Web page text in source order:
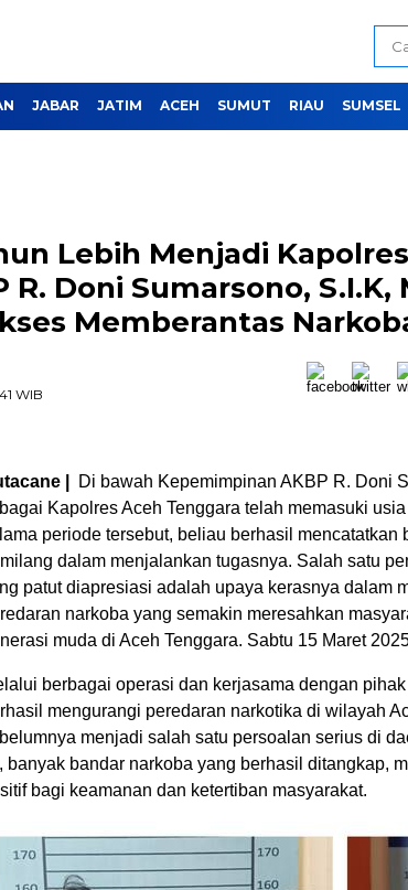
JABAR JATIM ACEH SUMUT RIAU SUMSEL
Lebih Menjadi
R. Doni Sumarsono, S.I.K,
Memberantas
WIB
|
Di bawah Kepemimpinan AKBP R. Doni
Kapolres Aceh Tenggara telah memasuki
periode tersebut, beliau berhasil mencatatkan
dalam menjalankan tugasnya. Salah satu
patut diapresiasi adalah upaya kerasnya dalam
narkoba yang semakin meresahkan
muda di Aceh Tenggara. Sabtu 15 Maret
berbagai operasi dan kerjasama dengan
mengurangi peredaran narkotika di wilayah
menjadi salah satu persoalan serius di
banyak bandar narkoba yang berhasil ditangkap,
bagi keamanan dan ketertiban masyarakat.